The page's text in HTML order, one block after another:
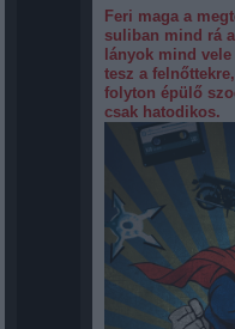
Feri maga a
suliban mind rá
lányok mind
tesz a
folyton épülő
csak hatodikos.